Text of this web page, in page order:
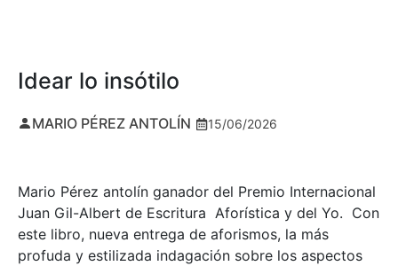
Idear lo insótilo
MARIO PÉREZ ANTOLÍN 15/06/2026
Mario Pérez antolín ganador del Premio Internacional
Juan Gil-Albert de Escritura Aforística y del Yo. Con
este libro, nueva entrega de aforismos, la más
profuda y estilizada indagación sobre los aspectos